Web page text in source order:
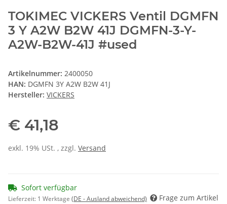
TOKIMEC VICKERS Ventil DGMFN
3 Y A2W B2W 41J DGMFN-3-Y-
A2W-B2W-41J #used
Artikelnummer: 2400050
HAN: DGMFN 3Y A2W B2W 41J
Hersteller: VICKERS
€ 41,18
exkl. 19% USt. , zzgl. Versand
Sofort verfügbar
Lieferzeit: 1 Werktage (DE - Ausland abweichend) Frage zum Artikel